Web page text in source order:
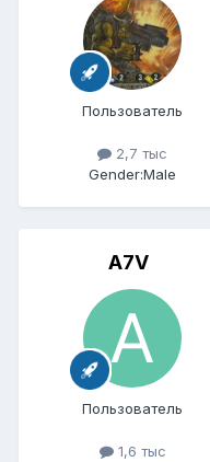
Пользователь
2,7 тыс
Gender:Male
A7V
Пользователь
1,6 тыс